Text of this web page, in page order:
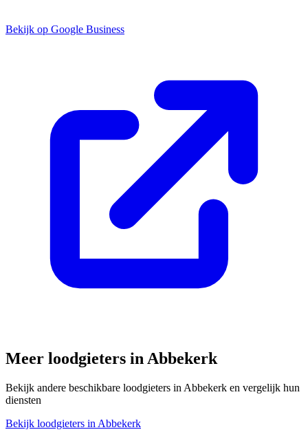
Bekijk op Google Business
Meer loodgieters in Abbekerk
Bekijk andere beschikbare loodgieters in Abbekerk en vergelijk hun
diensten
Bekijk loodgieters in Abbekerk